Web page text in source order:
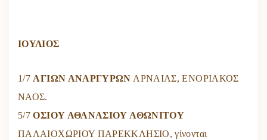
ΙΟΥΛΙΟΣ
1/7 ΑΓΙΩΝ ΑΝΑΡΓΥΡΩΝ ΑΡΝΑΙΑΣ, ΕΝΟΡΙΑΚΟΣ
ΝΑΟΣ.
5/7ΟΣΙΟΥ ΑΘΑΝΑΣΙΟΥ ΑΘΩΝΙΤΟΥ
ΠΑΛΑΙΟΧΩΡΙΟΥ ΠΑΡΕΚΚΛΗΣΙΟ, γίνονται